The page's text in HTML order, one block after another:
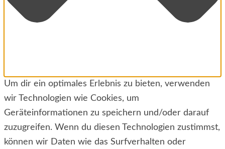
Um dir ein optimales Erlebnis zu bieten, verwenden
wir Technologien wie Cookies, um
Geräteinformationen zu speichern und/oder darauf
zuzugreifen. Wenn du diesen Technologien zustimmst,
können wir Daten wie das Surfverhalten oder